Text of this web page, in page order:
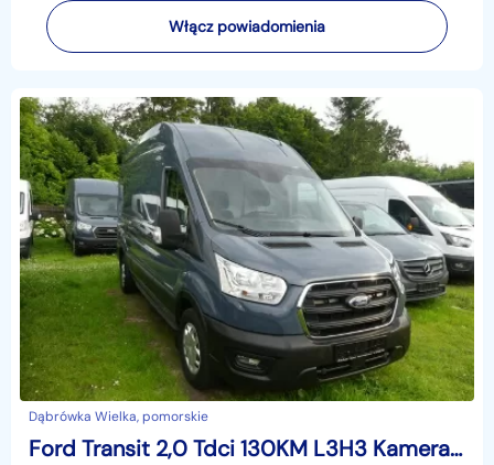
Włącz powiadomienia
Dąbrówka Wielka, pomorskie
Ford Transit 2,0 Tdci 130KM L3H3 Kamera SYNC3 Blis Mały przebieg F. VAT23